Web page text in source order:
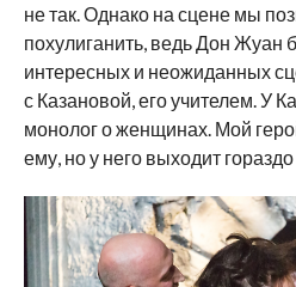
не так. Однако на сцене мы
похулиганить, ведь Дон Жуан
интересных и неожиданных
с Казановой, его учителем. У
монолог о женщинах. Мой
ему, но у него выходит